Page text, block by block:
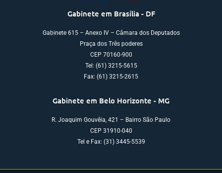
Gabinete em Brasília - DF
Gabinete 615 – Anexo IV – Câmara dos Deputados
Praça dos Três poderes
CEP 70160-900
Tel: (61) 3215-5615
Fax: (61) 3215-2615
Gabinete em Belo Horizonte - MG
R. Joaquim Gouvêia, 421 – Bairro São Paulo
CEP 31910-040
Tel e Fax: (31) 3445-5539